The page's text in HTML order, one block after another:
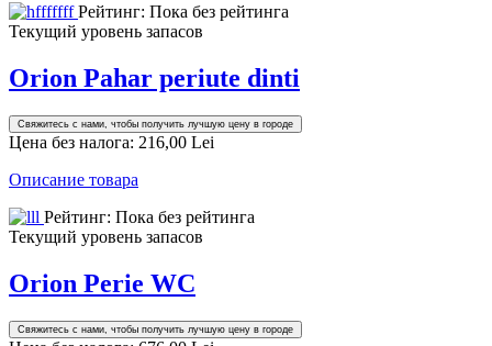
Рейтинг: Пока без рейтинга
Текущий уровень запасов
Orion Pahar periute dinti
Свяжитесь с нами, чтобы получить лучшую цену в городе
Цена без налога: 216,00 Lei
Описание товара
Рейтинг: Пока без рейтинга
Текущий уровень запасов
Orion Perie WC
Свяжитесь с нами, чтобы получить лучшую цену в городе